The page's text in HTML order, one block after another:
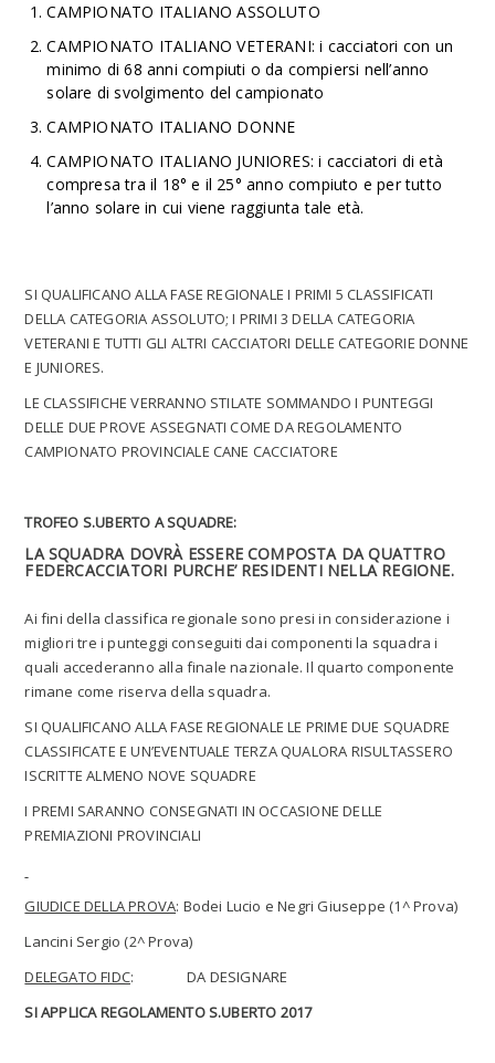
CAMPIONATO ITALIANO ASSOLUTO
CAMPIONATO ITALIANO VETERANI: i cacciatori con un
minimo di 68 anni compiuti o da compiersi nell’anno
solare di svolgimento del campionato
CAMPIONATO ITALIANO DONNE
CAMPIONATO ITALIANO JUNIORES: i cacciatori di età
compresa tra il 18° e il 25° anno compiuto e per tutto
l’anno solare in cui viene raggiunta tale età.
SI QUALIFICANO ALLA FASE REGIONALE I PRIMI 5 CLASSIFICATI
DELLA CATEGORIA ASSOLUTO; I PRIMI 3 DELLA CATEGORIA
VETERANI E TUTTI GLI ALTRI CACCIATORI DELLE CATEGORIE DONNE
E JUNIORES.
LE CLASSIFICHE VERRANNO STILATE SOMMANDO I PUNTEGGI
DELLE DUE PROVE ASSEGNATI COME DA REGOLAMENTO
CAMPIONATO PROVINCIALE CANE CACCIATORE
TROFEO S.UBERTO A SQUADRE:
LA SQUADRA DOVRÀ ESSERE COMPOSTA DA QUATTRO
FEDERCACCIATORI PURCHE’ RESIDENTI NELLA REGIONE.
Ai fini della classifica regionale sono presi in considerazione i
migliori tre i punteggi conseguiti dai componenti la squadra i
quali accederanno alla finale nazionale. Il quarto componente
rimane come riserva della squadra.
SI QUALIFICANO ALLA FASE REGIONALE LE PRIME DUE SQUADRE
CLASSIFICATE E UN’EVENTUALE TERZA QUALORA RISULTASSERO
ISCRITTE ALMENO NOVE SQUADRE
I PREMI SARANNO CONSEGNATI IN OCCASIONE DELLE
PREMIAZIONI PROVINCIALI
GIUDICE DELLA PROVA: Bodei Lucio e Negri Giuseppe (1^ Prova)
Lancini Sergio (2^ Prova)
DELEGATO FIDC: DA DESIGNARE
SI APPLICA REGOLAMENTO S.UBERTO 2017